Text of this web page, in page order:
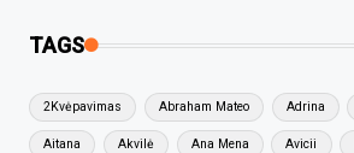
TAGS
2Kvėpavimas Abraham Mateo Adrina
Aitana Akvilė Ana Mena Avicii